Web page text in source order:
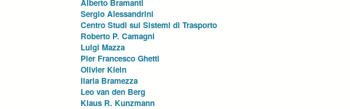
Alberto Bramanti
Sergio Alessandrini
Centro Studi sui Sistemi di Trasporto
Roberto P. Camagni
Luigi Mazza
Pier Francesco Ghetti
Olivier Klein
Ilaria Bramezza
Leo van den Berg
Klaus R. Kunzmann